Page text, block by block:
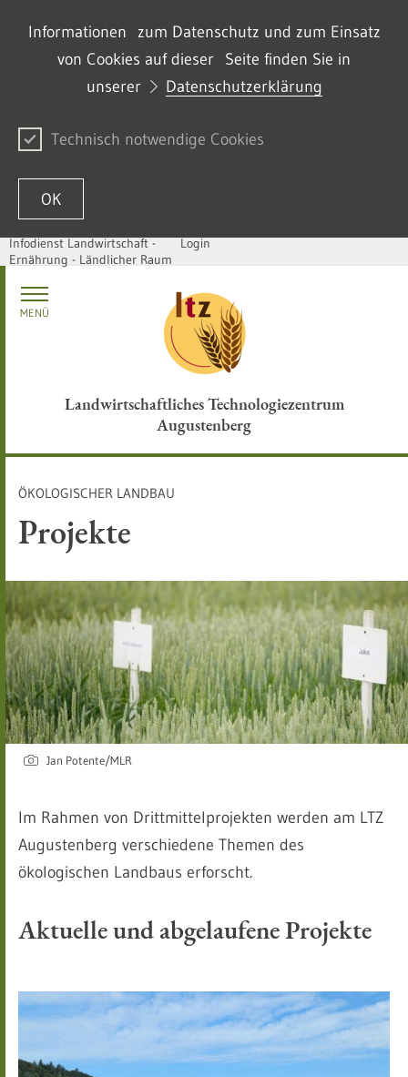
Informationen zum Datenschutz und zum Einsatz
von Cookies auf dieser Seite finden Sie in
unserer
Datenschutzerklärung
Technisch notwendige Cookies
OK
Zum Inhalt springen
Infodienst Landwirtschaft -
Ernährung - Ländlicher Raum
Login
Landwirtschaftliches Technologiezentrum
Augustenberg
MENÜ
ÖKOLOGISCHER LANDBAU
Projekte
Jan Potente/MLR
Im Rahmen von Drittmittelprojekten werden am LTZ
Augustenberg verschiedene Themen des
ökologischen Landbaus erforscht.
Aktuelle und abgelaufene Projekte